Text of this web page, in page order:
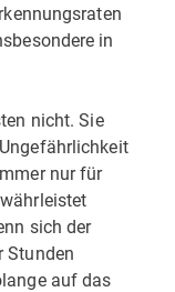
in
nicht. Sie
nur für
sich der
Stunden
auf das